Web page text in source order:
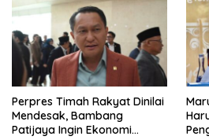
Perpres Timah Rakyat Dinilai
Mendesak, Bambang
Patijaya Ingin Ekonomi